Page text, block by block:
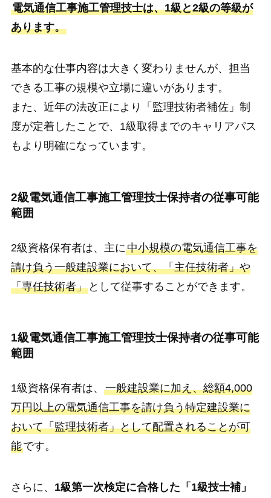
電気通信工事施工管理技士は、1級と2級の等級が
あります。
基本的な仕事内容は大きく変わりませんが、担当
できる工事の規模や立場に違いがあります。
また、近年の法改正により「監理技術者補佐」制
度が定着したことで、1級取得までのキャリアパス
もより明確になっています。
2級電気通信工事施工管理技士保持者の従事可能
範囲
2級資格保有者は、主に中小規模の電気通信工事を
請け負う一般建設業において、「主任技術者」や
「専任技術者」として従事することができます。
1級電気通信工事施工管理技士保持者の従事可能
範囲
1級資格保有者は、 一般建設業に加え、総額4,000
万円以上の電気通信工事を請け負う特定建設業に
おいて「監理技術者」として配置されることが可
能です。
さらに、 1級第一次検定に合格した「1級技士補」